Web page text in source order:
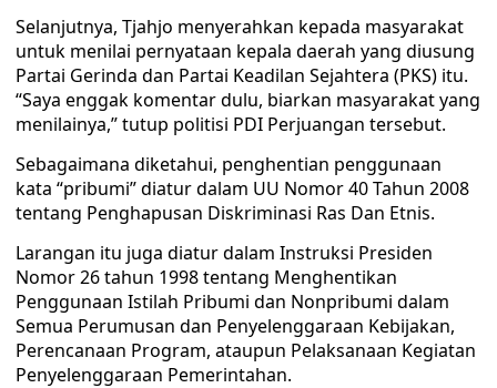
Selanjutnya, Tjahjo menyerahkan kepada masyarakat
untuk menilai pernyataan kepala daerah yang diusung
Partai Gerinda dan Partai Keadilan Sejahtera (PKS) itu.
“Saya enggak komentar dulu, biarkan masyarakat yang
menilainya,” tutup politisi PDI Perjuangan tersebut.
Sebagaimana diketahui, penghentian penggunaan
kata “pribumi” diatur dalam UU Nomor 40 Tahun 2008
tentang Penghapusan Diskriminasi Ras Dan Etnis.
Larangan itu juga diatur dalam Instruksi Presiden
Nomor 26 tahun 1998 tentang Menghentikan
Penggunaan Istilah Pribumi dan Nonpribumi dalam
Semua Perumusan dan Penyelenggaraan Kebijakan,
Perencanaan Program, ataupun Pelaksanaan Kegiatan
Penyelenggaraan Pemerintahan.